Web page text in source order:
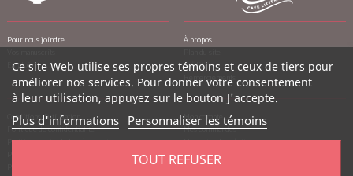
Pour nous joindre
Emplois
À propos
Crédits
Remerciements
Conditions d’utilisation
Politique de confidentialité
Politique contre le harcèlement
Mon compte
Mes commandes
Mes notes de crédit
Mes adresses
Mes informations personnelles
Ce site Web utilise ses propres témoins et ceux de tiers pour
améliorer nos services. Pour donner votre consentement
à leur utilisation, appuyez sur le bouton J'accepte.
Plus d'informations Personnaliser les témoins
TOUT REFUSER